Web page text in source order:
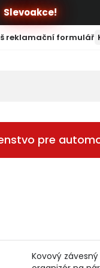
Slevoakce!
reklamační formulář
pre
Kovový závesný